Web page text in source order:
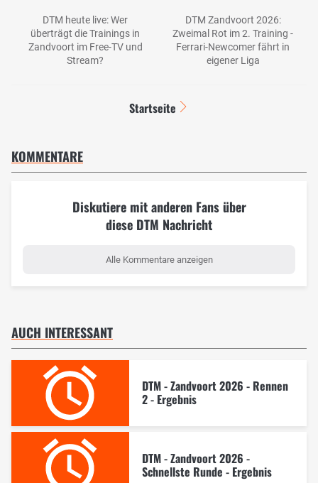
DTM heute live: Wer
überträgt die Trainings in
Zandvoort im Free-TV und
Stream?
DTM Zandvoort 2026:
Zweimal Rot im 2. Training -
Ferrari-Newcomer fährt in
eigener Liga
Startseite
KOMMENTARE
Diskutiere mit anderen Fans über
diese DTM Nachricht
Alle Kommentare anzeigen
AUCH INTERESSANT
DTM - Zandvoort 2026 - Rennen
2 - Ergebnis
DTM - Zandvoort 2026 -
Schnellste Runde - Ergebnis